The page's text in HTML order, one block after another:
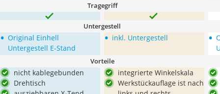
Tragegriff
Untergestell
• Original Einhell
Untergestell E-Stand
• inkl. Untergestell •
Vorteile
nicht kablegebunden
Drehtisch
integrierte Winkelskala
Werkstückauflage ist nach